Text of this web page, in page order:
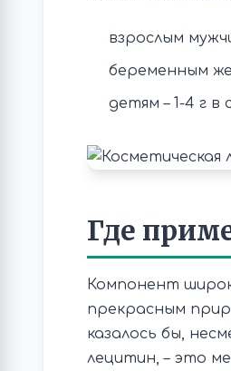
взрослым
беременным
детям – 1-4 г в
Где
Компонент
прекрасным
казалось бы,
лецитин, – это